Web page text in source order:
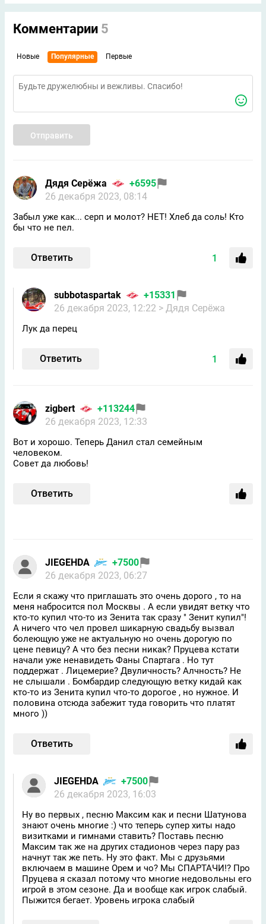
Комментарии 5
Новые Популярные Первые
Отправить
Дядя Серёжа
+6595
26 декабря 2023, 08:14
Забыл уже как... серп и молот? НЕТ! Хлеб да соль! Кто
бы что не пел.
Ответить 1
subbotaspartak
+15331
26 декабря 2023, 12:22 > Дядя Серёжа
Лук да перец
Ответить 1
zigbert
+113244
26 декабря 2023, 12:33
Вот и хорошо. Теперь Данил стал семейным
человеком.
Совет да любовь!
Ответить
JIEGEHDA
+7500
26 декабря 2023, 06:27
Если я скажу что приглашать это очень дорого , то на
меня набросится пол Москвы . А если увидят ветку что
кто-то купил что-то из Зенита так сразу " Зенит купил"!
А ничего что чел провел шикарную свадьбу вызвал
болеющую уже не актуальную но очень дорогую по
цене певицу? А что без песни никак? Пруцева кстати
начали уже ненавидеть Фаны Спартага . Но тут
поддержат . Лицемерие? Двуличность? Алчность? Не
не слышали . Бомбардир следующую ветку кидай как
кто-то из Зенита купил что-то дорогое , но нужное. И
половина отсюда забежит туда говорить что платят
много ))
Ответить
JIEGEHDA
+7500
26 декабря 2023, 16:03
Ну во первых , песню Максим как и песни Шатунова
знают очень многие :) что теперь супер хиты надо
визитками и гимнами ставить? Поставь песню
Максим так же на других стадионов через пару раз
начнут так же петь. Ну это факт. Мы с друзьями
включаем в машине Орем и чо? Мы СПАРТАЧИ!? Про
Пруцева я сказал потому что многие недовольны его
игрой в этом сезоне. Да и вообще как игрок слабый.
Пыжится бегает. Уровень игрока слабый